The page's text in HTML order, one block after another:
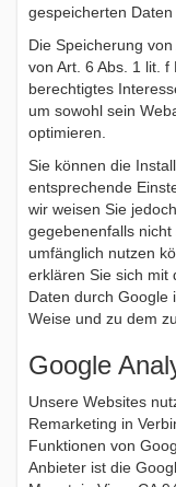
gespeicherten Daten
Die Speicherung
von Art. 6 Abs. 1 lit.
berechtigtes
um sowohl sein
optimieren.
Sie können die
entsprechende
wir weisen Sie
gegebenenfalls
umfänglich nutzen
erklären Sie sich mit
Daten durch Google
Weise und zu dem
Google
Unsere Websites
Remarketing in
Funktionen von
Anbieter ist die